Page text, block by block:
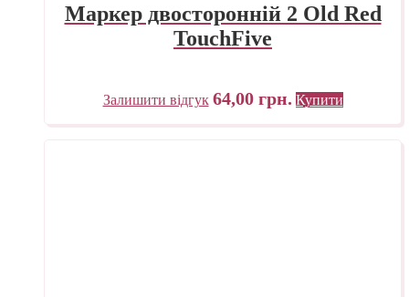
Маркер двосторонній 2 Old Red
TouchFive
Залишити відгук 64,00 грн. Купити